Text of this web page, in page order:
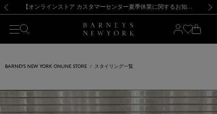
新規登録のお客様も対象！＜MY BARNEYS＞会員のお客様は11,000円（税込）以上のお買上げで常時送料無料！お買い物の際は会員登録を！
【夏季休業に伴う出荷一時停止のお知らせ】(2026.8.7) 【オンラインストア カスタマーセンター夏季休業に関するお知らせ】（2026.8.7）
【夏季休業に伴う返品・交換承り一時停止のお知らせ】（2026.8.5）
熊本県を中心とした地震の影響によるお荷物のお届けについて
【開催中】SUMMER SALEのご案内・ご注意事項 新規登録のお客様も対象！＜MY BARNEYS＞会員のお客様は11,000円（税込）以上のお買上げで常時送料無料！お買い物の際は会員登録を！
【夏季休業に伴う出荷一時停止のお知らせ】(2026.8.7)
BARNEYS NEW YORK ONLINE STORE スタイリング一覧